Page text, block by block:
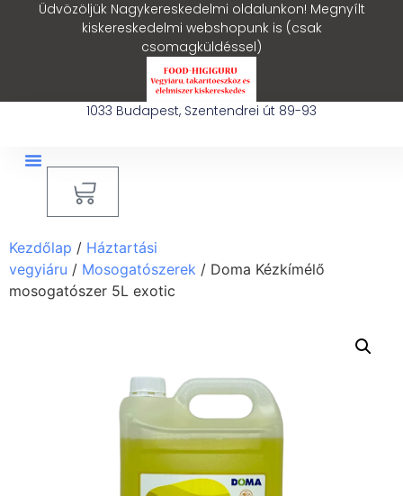
Üdvözöljük Nagykereskedelmi oldalunkon! Megnyílt
kiskereskedelmi webshopunk is (csak
csomagküldéssel)
1033 Budapest, Szentendrei út 89-93
Kezdőlap / Háztartási
vegyiáru / Mosogatószerek / Doma Kézkímélő
mosogatószer 5L exotic